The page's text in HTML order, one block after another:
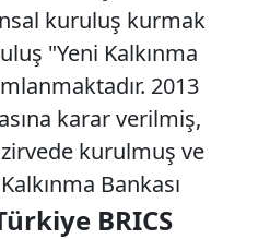
kuruluş kurmak
"Yeni Kalkınma
2013
karar verilmiş,
zirvede kurulmuş ve
Bankası
BRICS